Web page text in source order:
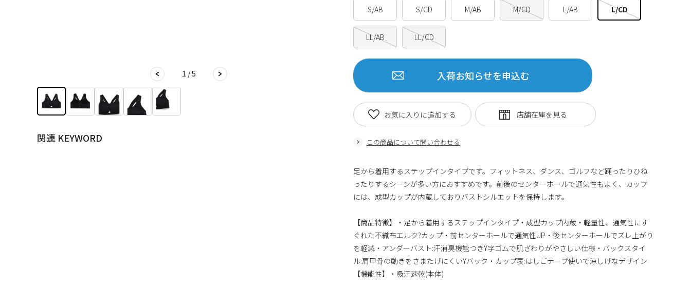
1 / 5
関連 KEYWORD
S/AB S/CD M/AB M/CD L/AB L/CD
LL/AB LL/CD
入荷お知らせを申込む
この商品について問い合わせる
お気に入りに追加する
足から着用するステップインタイプです。フィットネス、ダンス、ゴルフなど踊ったりひね
ったりするシーンが多い方におすすめです。前後のセンターホールで通気性もよく、カップ
には、成型カップが内蔵しておりバストシルエットを保持します。
【商品特徴】・足から着用するステップインタイプ・成型カップ内蔵・軽量性、通気性にす
ぐれた不織布エルク?カップ・前センターホールで通気性UP・後センターホールでズレ上がり
を軽減・アンダーバスト:汗消臭機能つきY字ゴムで肌ざわりがやさしい仕様・バックスタイ
ル:肩甲骨の動きをさまたげにくいYバック・カップ表:はしごテープ使いで涼しげなデザイン
【機能性】・吸汗速乾(本体)